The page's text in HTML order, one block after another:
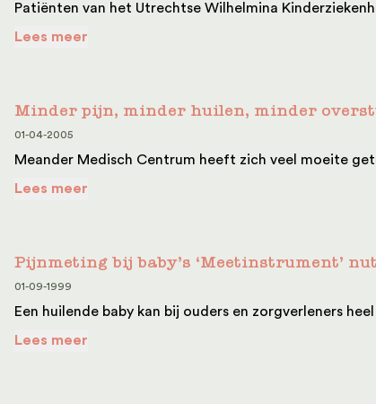
Patiënten van het Utrechtse Wilhelmina
Lees meer
Minder pijn, minder huilen, minder
01-04-2005
Meander Medisch Centrum heeft zich veel moeite
Lees meer
Pijnmeting bij baby’s ‘Meetinstrument’
01-09-1999
Een huilende baby kan bij ouders en zorgverleners
Lees meer